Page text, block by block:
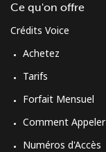
Ce qu'on offre
Crédits Voice
Achetez
Tarifs
Forfait Mensuel
Comment Appeler
Numéros d'Accès